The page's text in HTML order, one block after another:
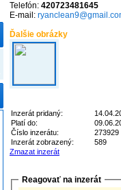
Telefón: 420723481645
E-mail:
Ďalšie obrázky
Inzerát pridaný:
Platí do:
Číslo inzerátu:
273929
Inzerát zobrazený:
589
Zmazat inzerát
Reagovať na inzerát